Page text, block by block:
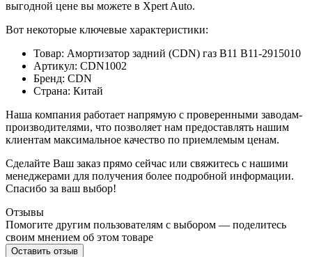
выгодной цене вы можете в Xpert Auto.
Вот некоторые ключевые характеристики:
Товар: Амортизатор задний (CDN) газ B11 B11-2915010
Артикул: CDN1002
Бренд: CDN
Страна: Китай
Наша компания работает напрямую с проверенными заводам-
производителями, что позволяет нам предоставлять нашим
клиентам максимальное качество по приемлемым ценам.
Сделайте Ваш заказ прямо сейчас или свяжитесь с нашими
менеджерами для получения более подробной информации.
Спасибо за ваш выбор!
Отзывы
Помогите другим пользователям с выбором — поделитесь
своим мнением об этом товаре
Оставить отзыв